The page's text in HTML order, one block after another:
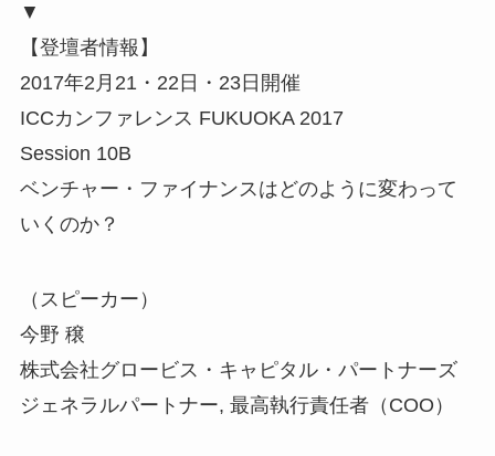
▼
【登壇者情報】
2017年2月21・22日・23日開催
ICCカンファレンス FUKUOKA 2017
Session 10B
ベンチャー・ファイナンスはどのように変わって
いくのか？
（スピーカー）
今野 穣
株式会社グロービス・キャピタル・パートナーズ
ジェネラルパートナー, 最高執行責任者（COO）